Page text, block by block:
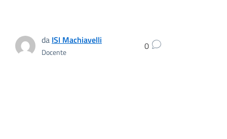
da ISI Machiavelli
Docente 0